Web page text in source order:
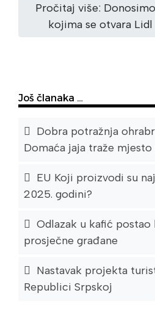
Pročitaj više:
kojima se otvara
Još članaka …
Dobra potražnja
Domaća jaja traže mjesto
EU Koji proizvodi su
2025. godini?
Odlazak u kafić postao
prosječne građane
Nastavak projekta
Republici Srpskoj